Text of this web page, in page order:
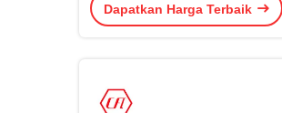
Dapatkan Harga Terbaik